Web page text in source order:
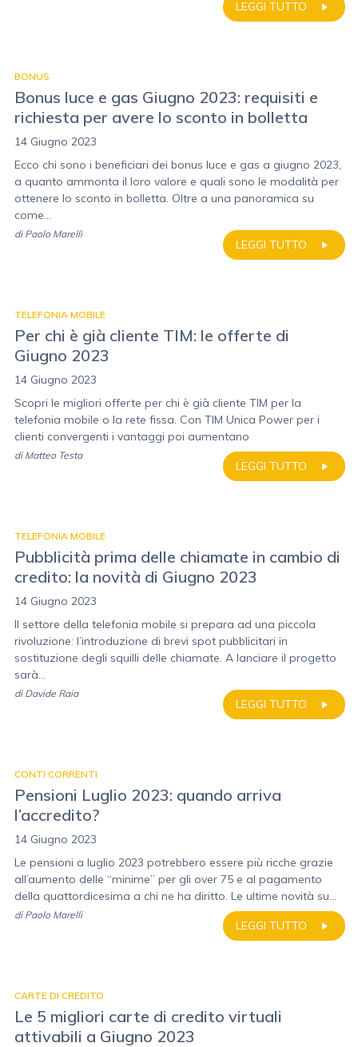
LEGGI TUTTO
BONUS
Bonus luce e gas Giugno 2023: requisiti e
richiesta per avere lo sconto in bolletta
14 Giugno 2023
Ecco chi sono i beneficiari dei bonus luce e gas a giugno 2023,
a quanto ammonta il loro valore e quali sono le modalità per
ottenere lo sconto in bolletta. Oltre a una panoramica su
come...
LEGGI TUTTO
di Paolo Marelli
TELEFONIA MOBILE
Per chi è già cliente TIM: le offerte di
Giugno 2023
14 Giugno 2023
Scopri le migliori offerte per chi è già cliente TIM per la
telefonia mobile o la rete fissa. Con TIM Unica Power per i
clienti convergenti i vantaggi poi aumentano
LEGGI TUTTO
di Matteo Testa
TELEFONIA MOBILE
Pubblicità prima delle chiamate in cambio di
credito: la novità di Giugno 2023
14 Giugno 2023
Il settore della telefonia mobile si prepara ad una piccola
rivoluzione: l’introduzione di brevi spot pubblicitari in
sostituzione degli squilli delle chiamate. A lanciare il progetto
sarà...
LEGGI TUTTO
di Davide Raia
CONTI CORRENTI
Pensioni Luglio 2023: quando arriva
l’accredito?
14 Giugno 2023
Le pensioni a luglio 2023 potrebbero essere più ricche grazie
all’aumento delle “minime” per gli over 75 e al pagamento
della quattordicesima a chi ne ha diritto. Le ultime novità su...
LEGGI TUTTO
di Paolo Marelli
CARTE DI CREDITO
Le 5 migliori carte di credito virtuali
attivabili a Giugno 2023